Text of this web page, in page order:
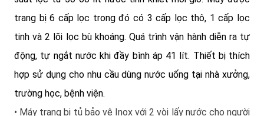
trang bị 6 cấp lọc trong đó có 3 cấp lọc thô, 1 cấp lọc
tinh và 2 lõi lọc bù khoáng. Quá trình vận hành diễn ra tự
động, tự ngắt nước khi đầy bình áp 41 lít. Thiết bị thích
hợp sử dụng cho nhu cầu dùng nước uống tại nhà xưởng,
trường học, bệnh viện.
• Máy trang bị tủ bảo vệ Inox với 2 vòi lấy nước cho người